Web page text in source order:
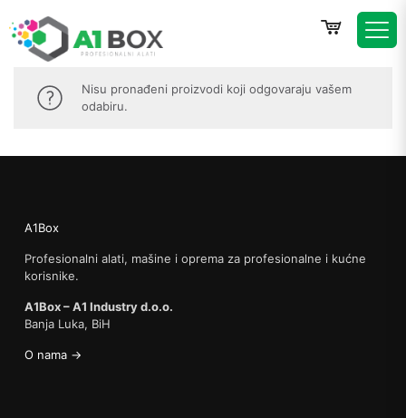
Nisu pronađeni proizvodi koji odgovaraju vašem
odabiru.
A1Box
Profesionalni alati, mašine i oprema za profesionalne i kućne
korisnike.
A1Box – A1 Industry d.o.o.
Banja Luka, BiH
O nama →